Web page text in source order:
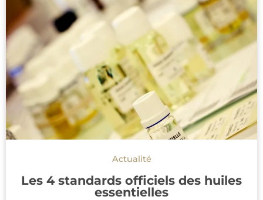
Actualité
Les 4 standards officiels des huiles
essentielles